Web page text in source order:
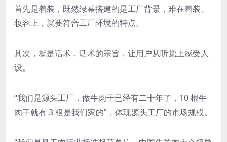
首先是着装，既然绿幕搭建的是工厂背景，难在着装、
妆容上，就要符合工厂环境的特点。
其次，就是话术，话术的宗旨，让用户从听觉上感受人
设。
“我们是源头工厂，做牛肉干已经有二十年了，10 根牛
肉干就有 3 根是我们家的”，体现源头工厂的市场规模。